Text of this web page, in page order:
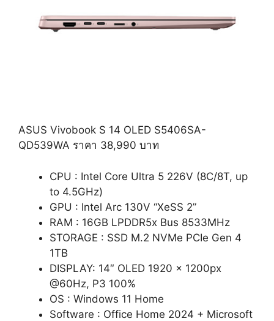
ASUS Vivobook S 14 OLED S5406SA-
QD539WA ราคา 38,990 บาท
CPU : Intel Core Ultra 5 226V (8C/8T, up
to 4.5GHz)
GPU : Intel Arc 130V “XeSS 2”
RAM : 16GB LPDDR5x Bus 8533MHz
STORAGE : SSD M.2 NVMe PCIe Gen 4
1TB
DISPLAY: 14″ OLED 1920 x 1200px
@60Hz, P3 100%
OS : Windows 11 Home
Software : Office Home 2024 + Microsoft